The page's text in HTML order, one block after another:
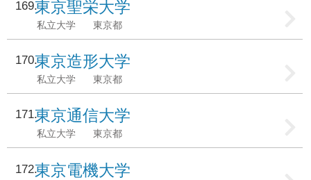
169東京聖栄大学
私立大学 東京都
170東京造形大学
私立大学 東京都
171東京通信大学
私立大学 東京都
172東京電機大学